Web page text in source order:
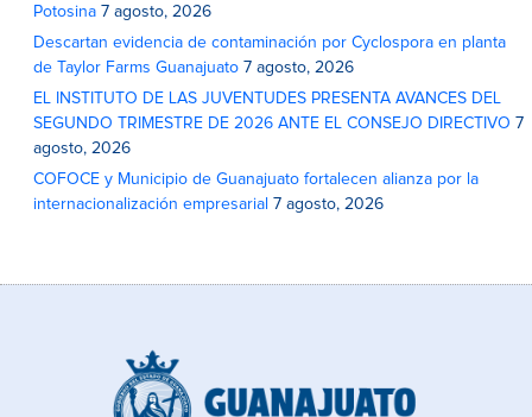
Potosina 7 agosto, 2026
Descartan evidencia de contaminación por Cyclospora en planta
de Taylor Farms Guanajuato 7 agosto, 2026
EL INSTITUTO DE LAS JUVENTUDES PRESENTA AVANCES DEL
SEGUNDO TRIMESTRE DE 2026 ANTE EL CONSEJO DIRECTIVO 7
agosto, 2026
COFOCE y Municipio de Guanajuato fortalecen alianza por la
internacionalización empresarial 7 agosto, 2026